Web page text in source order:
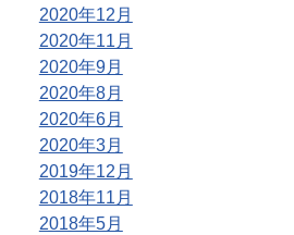
2020年12月
2020年11月
2020年9月
2020年8月
2020年6月
2020年3月
2019年12月
2018年11月
2018年5月